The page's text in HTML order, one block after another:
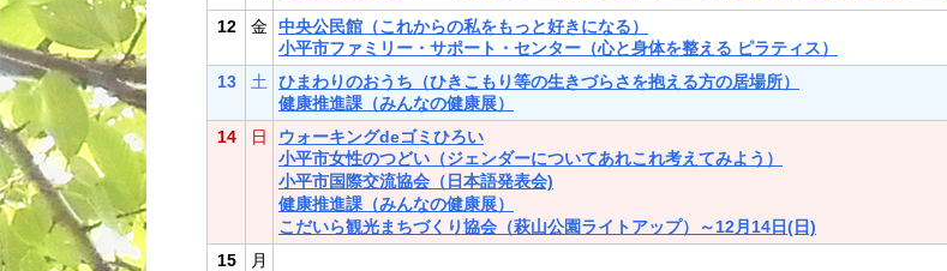
12 金
中央公民館（これからの私をもっと好きになる）
小平市ファミリー・サポート・センター（心と身体を整える ピラティス）
13
土
ひまわりのおうち（ひきこもり等の生きづらさを抱える方の居場所）
健康推進課（みんなの健康展）
14
日
ウォーキングdeゴミひろい
小平市女性のつどい（ジェンダーについてあれこれ考えてみよう）
小平市国際交流協会（日本語発表会)
健康推進課（みんなの健康展）
こだいら観光まちづくり協会（萩山公園ライトアップ）～12月14日(日)
15
月